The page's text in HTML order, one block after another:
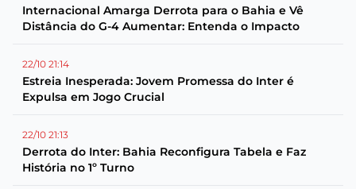
Internacional Amarga Derrota para o Bahia e Vê
Distância do G-4 Aumentar: Entenda o Impacto
22/10 21:14
Estreia Inesperada: Jovem Promessa do Inter é
Expulsa em Jogo Crucial
22/10 21:13
Derrota do Inter: Bahia Reconfigura Tabela e Faz
História no 1º Turno